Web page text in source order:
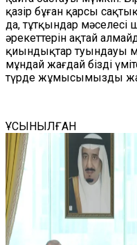
қазір бұған қарсы
да, тұтқындар мәселесі
әрекеттерін ақтай
қиындықтар туындауы
мұндай жағдай бізді
түрде жұмысымызды
ҰСЫНЫЛҒАН